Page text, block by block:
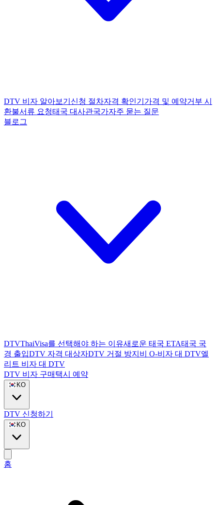
DTV 비자 알아보기 신청 절차자격 확인기 가격 및 예약거부 시
환불서류 요청태국 대사관국가자주 묻는 질문
블로그
DTVThaiVisa를 선택해야 하는 이유새로운 태국 ETA태국 국
경 출입DTV 자격 대상자DTV 거절 방지 비 O-비자 대 DTV엘
리트 비자 대 DTV
DTV 비자 구매 택시 예약
KO
DTV 신청하기
KO
홈